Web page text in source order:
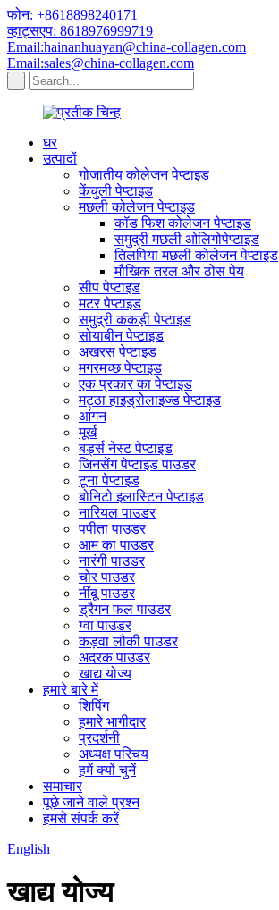
फोन: +8618898240171
व्हाट्सएप: 8618976999719
Email:hainanhuayan@china-collagen.com
Email:sales@china-collagen.com
घर
उत्पादों
गोजातीय कोलेजन पेप्टाइड
केंचुली पेप्टाइड
मछली कोलेजन पेप्टाइड
कॉड फिश कोलेजन पेप्टाइड
समुद्री मछली ओलिगोपेप्टाइड
तिलपिया मछली कोलेजन पेप्टाइड
मौखिक तरल और ठोस पेय
सीप पेप्टाइड
मटर पेप्टाइड
समुद्री ककड़ी पेप्टाइड
सोयाबीन पेप्टाइड
अखरस पेप्टाइड
मगरमच्छ पेप्टाइड
एक प्रकार का पेप्टाइड
मट्ठा हाइड्रोलाइज्ड पेप्टाइड
आंगन
मूर्ख
बर्ड्स नेस्ट पेप्टाइड
जिनसेंग पेप्टाइड पाउडर
टूना पेप्टाइड
बोनिटो इलास्टिन पेप्टाइड
नारियल पाउडर
पपीता पाउडर
आम का पाउडर
नारंगी पाउडर
चोर पाउडर
नींबू पाउडर
ड्रैगन फल पाउडर
ग्वा पाउडर
कड़वा लौकी पाउडर
अदरक पाउडर
खाद्य योज्य
हमारे बारे में
शिपिंग
हमारे भागीदार
प्रदर्शनी
अध्यक्ष परिचय
हमें क्यों चुनें
समाचार
पूछे जाने वाले प्रश्न
हमसे संपर्क करें
English
खाद्य योज्य